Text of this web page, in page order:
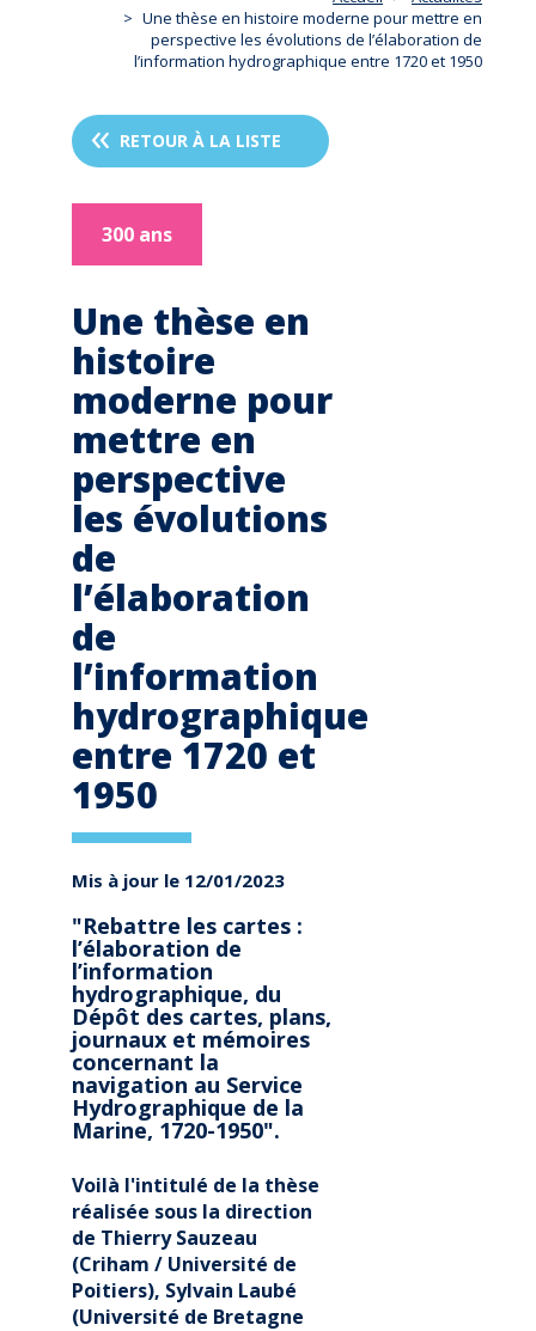
Une thèse en histoire moderne pour mettre en
perspective les évolutions de l’élaboration de
l’information hydrographique entre 1720 et 1950
RETOUR À LA LISTE
300 ans
Une thèse en
histoire
moderne pour
mettre en
perspective
les évolutions
de
l’élaboration
de
l’information
hydrographique
entre 1720 et
1950
Mis à jour le 12/01/2023
"Rebattre les cartes :
l’élaboration de
l’information
hydrographique, du
Dépôt des cartes, plans,
journaux et mémoires
concernant la
navigation au Service
Hydrographique de la
Marine, 1720-1950".
Voilà l'intitulé de la thèse
réalisée sous la direction
de Thierry Sauzeau
(Criham / Université de
Poitiers), Sylvain Laubé
(Université de Bretagne